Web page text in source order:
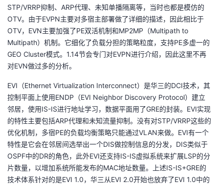
页
开
发
者
我
的
博
客
我
的
论
坛
我
的
圈
我
的
我
的
开
发
者
学
堂
我
的
我
我
的
Programs
我
的
支
持
我
的
技
我
的
STP/VRRP抑制、ARP代理、未知单播隔离等，当时也都是模仿的
OTV。由于EVPN主要对多宿主部署做了详细的描述，因此相比于
OTV，EVN主要加强了PE双活机制和MP2MP（Multipath to
Multipath）机制。它细化了负载分担的策略粒度，支持PE多虚一的
GEO Cluster模式。1.14节会专门对EVPN进行介绍，因此这里不再
对EVN做过多的分析。
EVI（Ethernet Virtualization Interconnect）是华三的DCI技术，其
控制平面上使用ENDP（EVI Neighbor Discovery Protocol）建立
邻居，使用IS-IS进行地址学习，数据平面用了GRE的封装。EVI实现
的特性主要包括ARP代理和未知流量抑制。没有对STP/VRRP这些的
优化机制，多宿PE的负载均衡策略只能通过VLAN来做。EVI有一个
特性是它会在邻居间选举出一个DIS做控制信息的分发，DIS类似于
OSPF中的DR的角色，此外EVI还支持IS-IS虚拟系统来扩展LSP的分
片数量，以增加系统所能发布的MAC地址数量。上述IS-IS+GRE的
技术体系针对的是EVI 1.0，华三从EVI 2.0开始也放弃了EVI 1.0中的